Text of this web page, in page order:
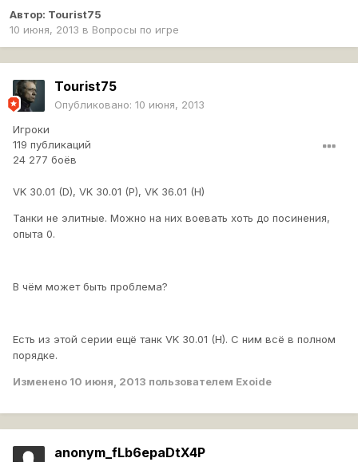
Автор: Tourist75
10 июня, 2013 в Вопросы по игре
Tourist75
Опубликовано: 10 июня, 2013
Игроки
119 публикаций
24 277 боёв
VK 30.01 (D), VK 30.01 (P), VK 36.01 (H)
Танки не элитные. Можно на них воевать хоть до посинения,
опыта 0.
В чём может быть проблема?
Есть из этой серии ещё танк VK 30.01 (H). С ним всё в полном
порядке.
Изменено 10 июня, 2013 пользователем Exoide
anonym_fLb6epaDtX4P